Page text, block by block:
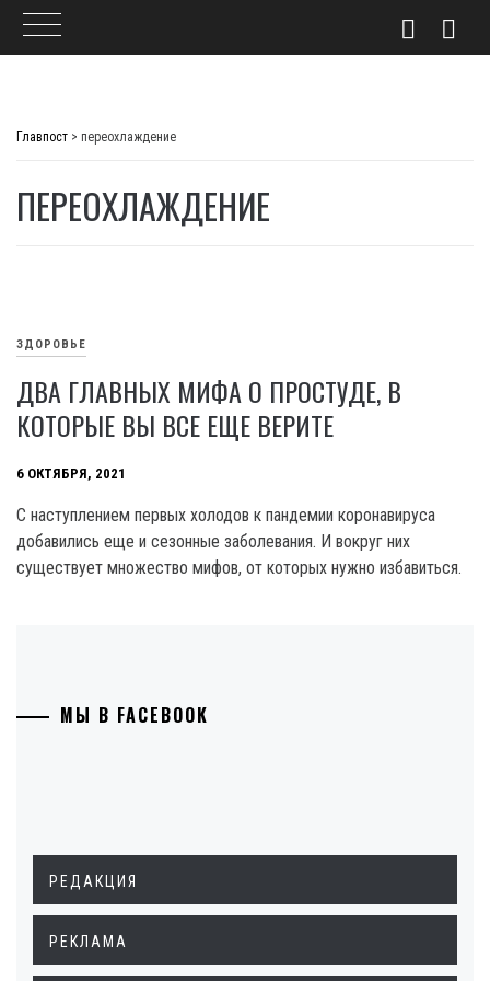
Главпост > переохлаждение
ПЕРЕОХЛАЖДЕНИЕ
ЗДОРОВЬЕ
ДВА ГЛАВНЫХ МИФА О ПРОСТУДЕ, В
КОТОРЫЕ ВЫ ВСЕ ЕЩЕ ВЕРИТЕ
6 ОКТЯБРЯ, 2021
С наступлением первых холодов к пандемии коронавируса
добавились еще и сезонные заболевания. И вокруг них
существует множество мифов, от которых нужно избавиться.
МЫ В FACEBOOK
РЕДАКЦИЯ
РЕКЛАМА